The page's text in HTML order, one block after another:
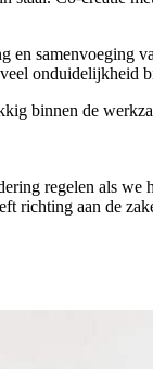
samenvoeging
onduidelijkheid
binnen de
regelen als
richting aan de